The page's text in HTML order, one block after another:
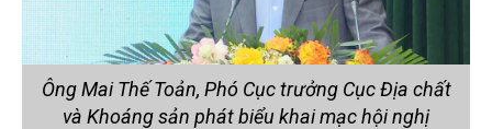
Ông Mai Thế Toản, Phó Cục trưởng Cục Địa chất
và Khoáng sản phát biểu khai mạc hội nghị